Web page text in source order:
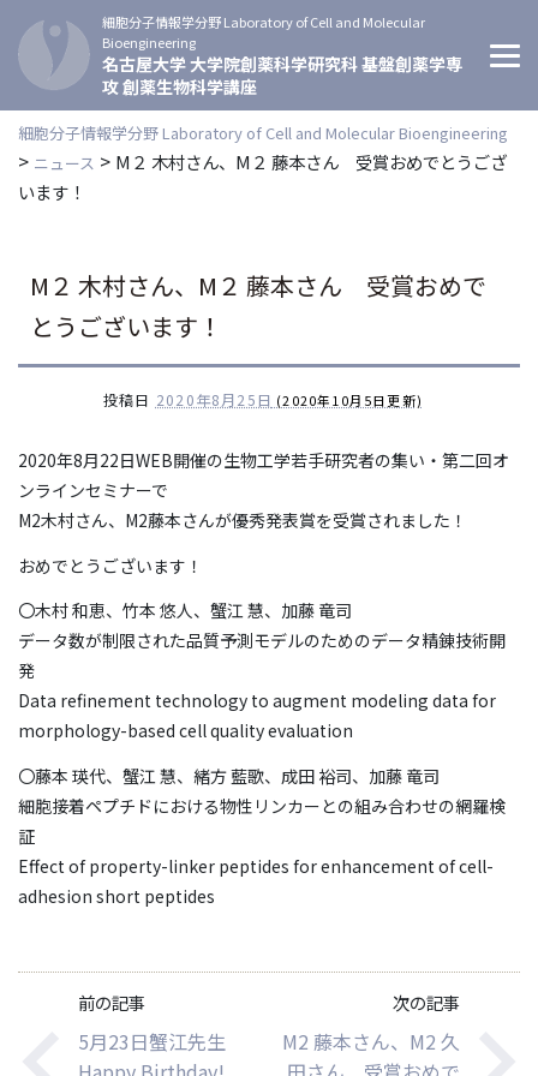
細胞分子情報学分野 Laboratory of Cell and Molecular
Bioengineering
名古屋大学 大学院創薬科学研究科 基盤創薬学専
攻 創薬生物科学講座
細胞分子情報学分野 Laboratory of Cell and Molecular Bioengineering
> ニュース > M２ 木村さん、M２ 藤本さん 受賞おめでとうござ
います！
M２ 木村さん、M２ 藤本さん 受賞おめで
とうございます！
投稿日 2020年8月25日 (2020年10月5日更新)
2020年8月22日WEB開催の生物工学若手研究者の集い・第二回オ
ンラインセミナーで
M2木村さん、M2藤本さんが優秀発表賞を受賞されました！
おめでとうございます！
〇木村 和恵、竹本 悠人、蟹江 慧、加藤 竜司
データ数が制限された品質予測モデルのためのデータ精錬技術開
発
Data refinement technology to augment modeling data for
morphology-based cell quality evaluation
〇藤本 瑛代、蟹江 慧、緒方 藍歌、成田 裕司、加藤 竜司
細胞接着ペプチドにおける物性リンカーとの組み合わせの網羅検
証
Effect of property-linker peptides for enhancement of cell-
adhesion short peptides
前の記事
5月23日蟹江先生
次の記事
M2 藤本さん、M2 久